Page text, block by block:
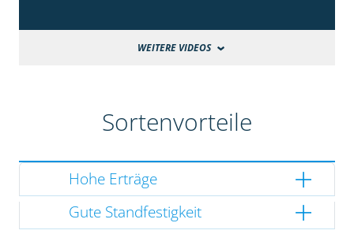
WEITERE VIDEOS
Sortenvorteile
Hohe Erträge
Gute Standfestigkeit